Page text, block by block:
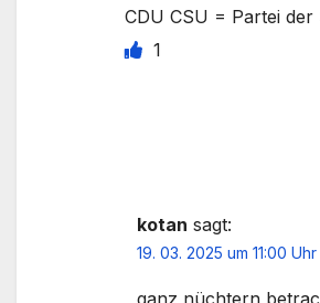
CDU CSU = Partei der
1
kotan sagt:
19. 03. 2025 um 11:00 Uhr